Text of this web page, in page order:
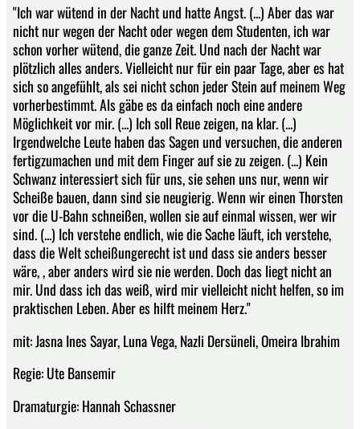
"Ich war wütend in der Nacht und hatte Angst. (...) Aber das war
nicht nur wegen der Nacht oder wegen dem Studenten, ich war
schon vorher wütend, die ganze Zeit. Und nach der Nacht war
plötzlich alles anders. Vielleicht nur für ein paar Tage, aber es hat
sich so angefühlt, als sei nicht schon jeder Stein auf meinem Weg
vorherbestimmt. Als gäbe es da einfach noch eine andere
Möglichkeit vor mir. (...) Ich soll Reue zeigen, na klar. (...)
Irgendwelche Leute haben das Sagen und versuchen, die anderen
fertigzumachen und mit dem Finger auf sie zu zeigen. (...) Kein
Schwanz interessiert sich für uns, sie sehen uns nur, wenn wir
Scheiße bauen, dann sind sie neugierig. Wenn wir einen Thorsten
vor die U-Bahn schneißen, wollen sie auf einmal wissen, wer wir
sind. (...) Ich verstehe endlich, wie die Sache läuft, ich verstehe,
dass die Welt scheißungerecht ist und dass sie anders besser
wäre, , aber anders wird sie nie werden. Doch das liegt nicht an
mir. Und dass ich das weiß, wird mir vielleicht nicht helfen, so im
praktischen Leben. Aber es hilft meinem Herz."
mit: Jasna Ines Sayar, Luna Vega, Nazli Dersüneli, Omeira Ibrahim
Regie: Ute Bansemir
Dramaturgie: Hannah Schassner